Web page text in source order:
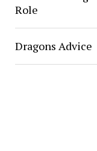
Role
Dragons Advice